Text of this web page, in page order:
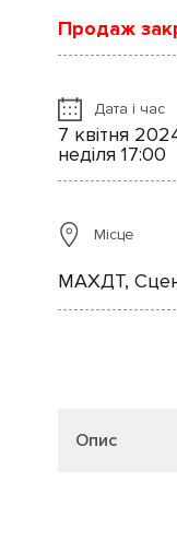
Продаж
Дата і час
7 квітня
неділя 17:00
Місце
МАХДТ,
Опис